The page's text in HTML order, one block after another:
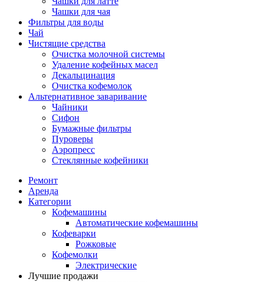
Чашки для чая
Фильтры для воды
Чай
Чистящие средства
Очистка молочной системы
Удаление кофейных масел
Декальцинация
Очистка кофемолок
Альтернативное заваривание
Чайники
Сифон
Бумажные фильтры
Пуроверы
Аэропресс
Стеклянные кофейники
Ремонт
Аренда
Категории
Кофемашины
Автоматические кофемашины
Кофеварки
Рожковые
Кофемолки
Электрические
Лучшие продажи